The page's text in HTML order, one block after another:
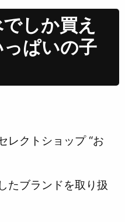
しか買え
ぱいの子
レクトショップ “お
たブランドを取り扱